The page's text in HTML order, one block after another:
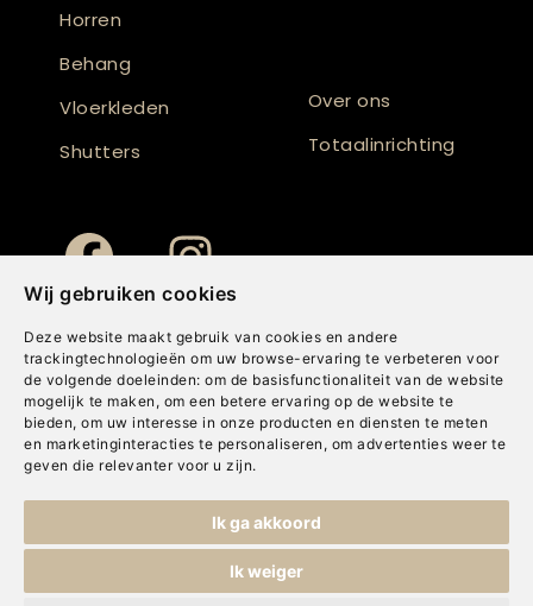
Wij gebruiken cookies
Deze website maakt gebruik van cookies en andere
trackingtechnologieën om uw browse-ervaring te verbeteren voor
de volgende doeleinden: om de basisfunctionaliteit van de website
mogelijk te maken , om een betere ervaring op de website te
bieden, om uw interesse in onze producten en diensten te meten
en marketinginteracties te personaliseren , om advertenties weer te
geven die relevanter voor u zijn.
Ik ga akkoord
Ik weiger
Horren
Behang
Vloerkleden
Shutters
Over ons
Totaalinrichting
Cookies